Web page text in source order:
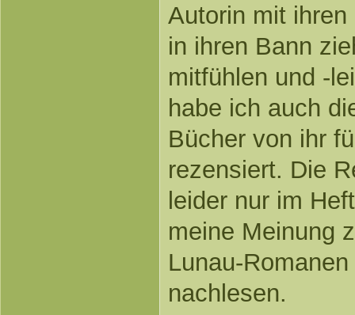
Autorin mit
in ihren Bann
mitfühlen und -
habe ich auch
Bücher von ihr
rezensiert. Die
leider nur im
meine Meinung
Lunau-
nachlesen.